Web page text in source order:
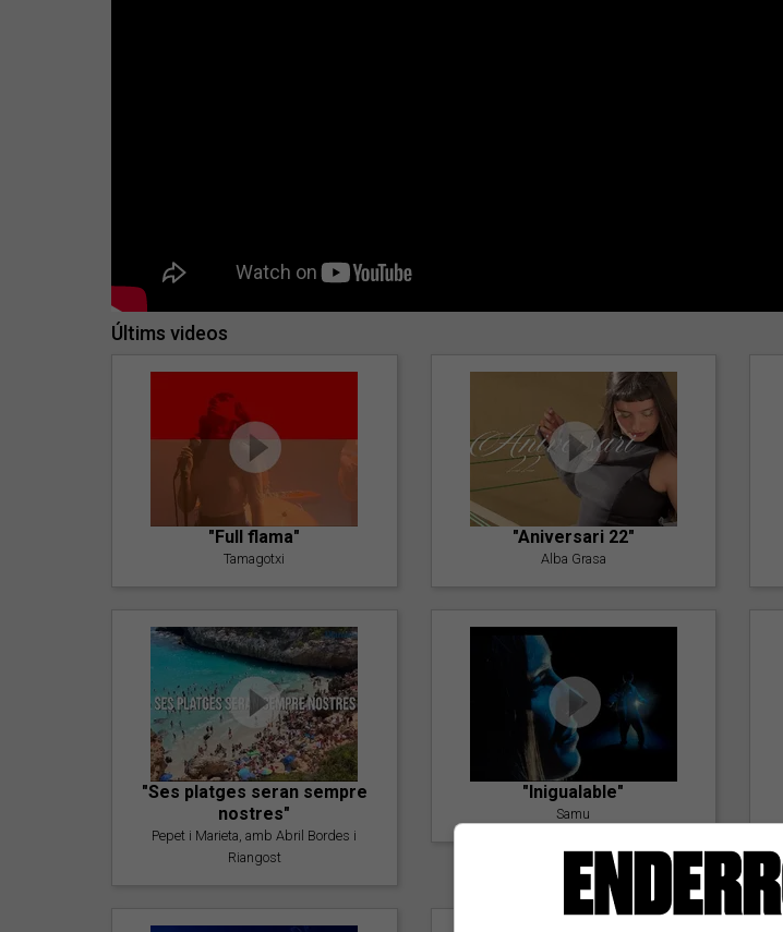
Últims videos
"Full flama"
Tamagotxi
"Aniversari 22"
Alba Grasa
"Ses platges seran sempre
nostres"
Pepet i Marieta, amb Abril Bordes i
Riangost
"Inigualable"
Samu